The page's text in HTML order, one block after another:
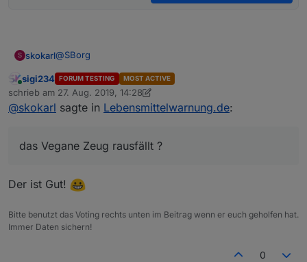
S skokarl@SBorg
Mein lieber SBorg, Du bist ja so ne Art McGyver unter
den Programmierern hier.... Meinst Du man könnte
Filter definieren ? dass z.b. das Vegane Zeug rausfällt
Online
sigi234 FORUM TESTING MOST ACTIVE
schrieb am 27. Aug. 2019, 14:28
zuletzt editiert von sigi234
@skokarl sagte in Lebensmittelwarnung.de:
das Vegane Zeug rausfällt ?
Der ist Gut!
Bitte benutzt das Voting rechts unten im Beitrag wenn er euch geholfen hat.
Immer Daten sichern!
0